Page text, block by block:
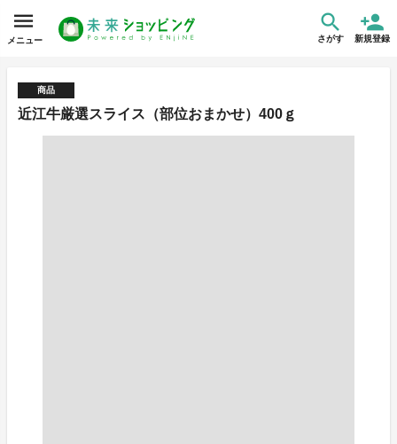
メニュー さがす 新規登録
商品
近江牛厳選スライス（部位おまかせ）400ｇ